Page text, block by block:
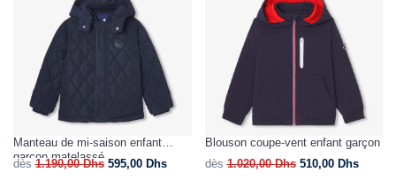
Manteau de mi-saison enfant
garçon matelassé
dès 1.190,00Dhs 595,00 Dhs
Blouson coupe-vent enfant garçon
dès 1.020,00Dhs 510,00 Dhs